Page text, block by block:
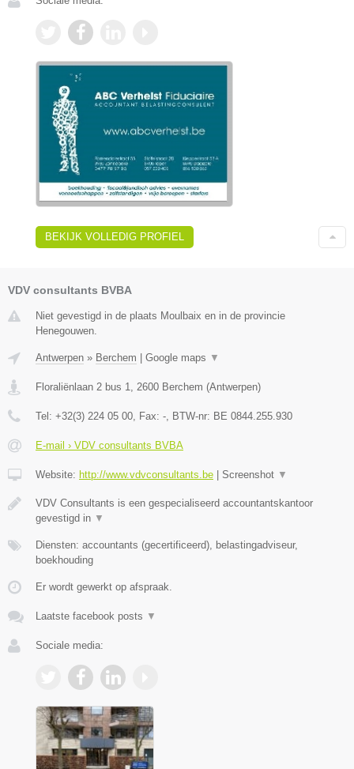
BEKIJK VOLLEDIG PROFIEL
VDV consultants BVBA
Niet gevestigd in de plaats Moulbaix en in de provincie
Henegouwen.
Antwerpen » Berchem | Google maps ▼
Floraliënlaan 2 bus 1 2600 Berchem (Antwerpen)
Tel: +32(3) 224 05 00 , Fax: - , BTW-nr: BE 0844.255.930
E-mail › VDV consultants BVBA
Website: http://www.vdvconsultants.be | Screenshot ▼
VDV Consultants is een gespecialiseerd accountantskantoor
gevestigd in ▼
Diensten: accountants (gecertificeerd), belastingadviseur,
boekhouding
Er wordt gewerkt op afspraak.
Laatste facebook posts ▼
Sociale media: